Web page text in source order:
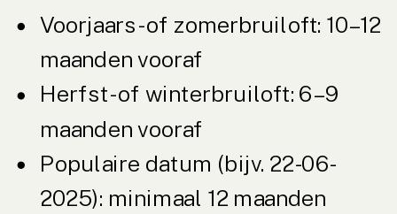
Voorjaars- of zomerbruiloft: 10–12
maanden vooraf
Herfst- of winterbruiloft: 6–9
maanden vooraf
Populaire datum (bijv. 22-06-
2025): minimaal 12 maanden